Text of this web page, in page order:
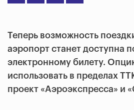
Теперь возможность
аэропорт станет доступна
электронному билету.
использовать в пределах
проект «Аэроэкспресса» и